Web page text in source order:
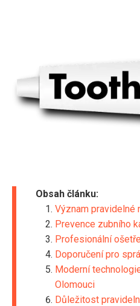
Obsah článku:
Význam pravidelné
Prevence zubního
Profesionální
Doporučení pro
Moderní
Olomouci
Důležitost